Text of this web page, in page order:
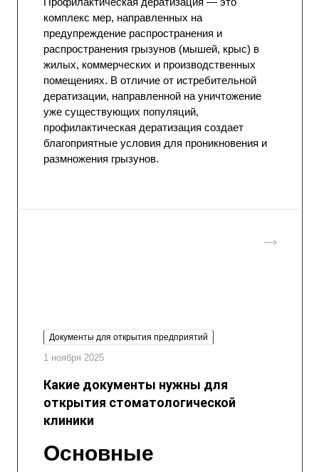
комплекс мер, направленных на
предупреждение распространения и
распространения грызунов (мышей, крыс) в
жилых, коммерческих и производственных
помещениях. В отличие от истребительной
дератизации, направленной на уничтожение
уже существующих популяций,
профилактическая дератизация создает
благоприятные условия для проникновения и
размножения грызунов.
Документы для открытия предприятий
1 ноября 2025
Какие документы нужны для
открытия стоматологической
клиники
Основные